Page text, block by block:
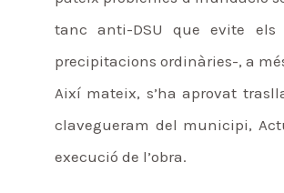
tanc anti-DSU que evite els
precipitacions ordinàries-, a
Així mateix, s’ha aprovat
clavegueram del municipi,
execució de l’obra.